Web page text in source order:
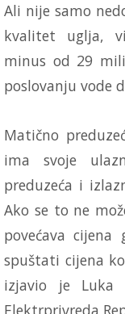
Ali nije samo
kvalitet uglja,
minus od 29
poslovanju vode
Matično
ima svoje
preduzeća i
Ako se to ne
povećava
spuštati cijena
izjavio je Luka
Elektrprivreda